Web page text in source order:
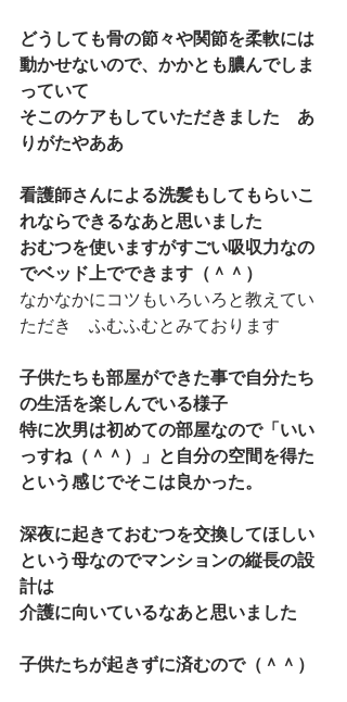
どうしても骨の節々や関節を柔軟には
動かせないので、かかとも膿んでしま
っていて
そこのケアもしていただきました　あ
りがたやああ
看護師さんによる洗髪もしてもらいこ
れならできるなあと思いました
おむつを使いますがすごい吸収力なの
でベッド上でできます（＾＾）
なかなかにコツもいろいろと教えてい
ただき　ふむふむとみております
子供たちも部屋ができた事で自分たち
の生活を楽しんでいる様子
特に次男は初めての部屋なので「いい
っすね（＾＾）」と自分の空間を得た
という感じでそこは良かった。
深夜に起きておむつを交換してほしい
という母なのでマンションの縦長の設
計は
介護に向いているなあと思いました
子供たちが起きずに済むので（＾＾）